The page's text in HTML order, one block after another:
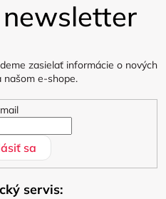
zasielať informácie o nových
našom e-shope.
sa
servis: